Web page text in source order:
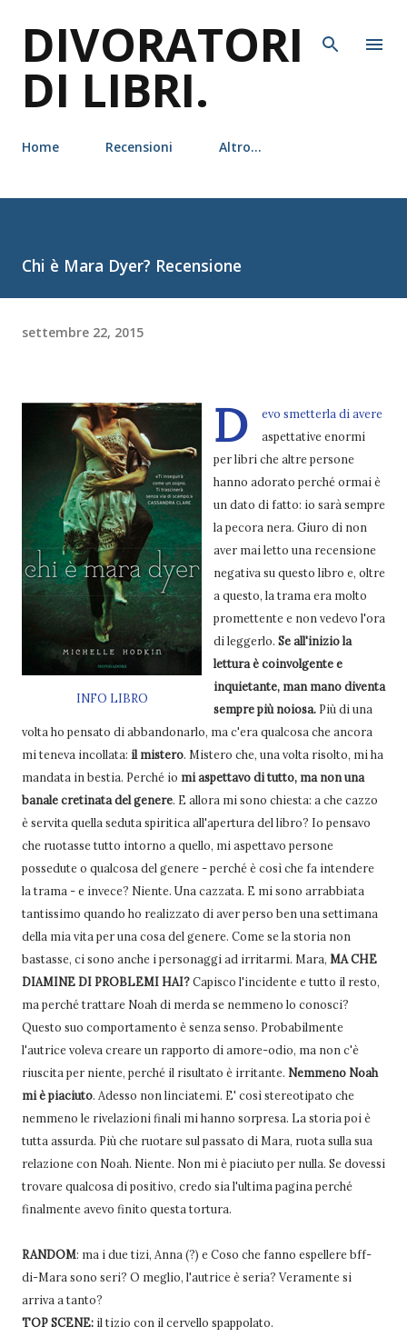
DIVORATORI
DI LIBRI.
Home Recensioni Altro…
Chi è Mara Dyer? Recensione
settembre 22, 2015
INFO LIBRO
D
evo smetterla di avere
aspettative enormi
per libri che altre persone
hanno adorato perché ormai è
un dato di fatto: io sarà sempre
la pecora nera. Giuro di non
aver mai letto una recensione
negativa su questo libro e, oltre
a questo, la trama era molto
promettente e non vedevo l'ora
di leggerlo. Se all'inizio la
lettura è coinvolgente e
inquietante, man mano diventa
sempre più noiosa.Più di una
volta ho pensato di abbandonarlo, ma c'era qualcosa che ancora
mi teneva incollata: il mistero. Mistero che, una volta risolto, mi ha
mandata in bestia. Perché io mi aspettavo di tutto, ma non una
banale cretinata del genere. E allora mi sono chiesta: a che cazzo
è servita quella seduta spiritica all'apertura del libro? Io pensavo
che ruotasse tutto intorno a quello, mi aspettavo persone
possedute o qualcosa del genere - perché è così che fa intendere
la trama - e invece? Niente. Una cazzata. E mi sono arrabbiata
tantissimo quando ho realizzato di aver perso ben una settimana
della mia vita per una cosa del genere. Come se la storia non
bastasse, ci sono anche i personaggi ad irritarmi. Mara, MA CHE
DIAMINE DI PROBLEMI HAI?Capisco l'incidente e tutto il resto,
ma perché trattare Noah di merda se nemmeno lo conosci?
Questo suo comportamento è senza senso. Probabilmente
l'autrice voleva creare un rapporto di amore-odio, ma non c'è
riuscita per niente, perché il risultato è irritante. Nemmeno Noah
mi è piaciuto. Adesso non linciatemi. E' così stereotipato che
nemmeno le rivelazioni finali mi hanno sorpresa. La storia poi è
tutta assurda. Più che ruotare sul passato di Mara, ruota sulla sua
relazione con Noah. Niente. Non mi è piaciuto per nulla. Se dovessi
trovare qualcosa di positivo, credo sia l'ultima pagina perché
finalmente avevo finito questa tortura.
RANDOM: ma i due tizi, Anna (?) e Coso che fanno espellere bff-
di-Mara sono seri? O meglio, l'autrice è seria? Veramente si
arriva a tanto?
TOP SCENE: il tizio con il cervello spappolato.